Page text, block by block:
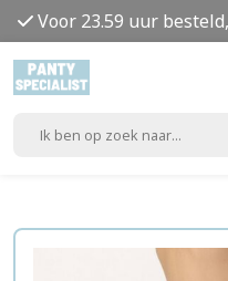
Voor 23.59 uur